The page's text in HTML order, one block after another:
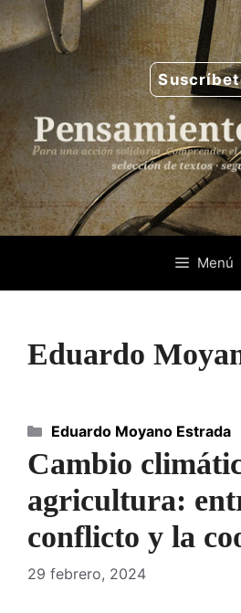
Saltar
al
contenido
Menú
Eduardo
Cambio
agricultura:
conflicto y la
29 febrero, 2024
Categorías
Eduardo Moyano Estrada